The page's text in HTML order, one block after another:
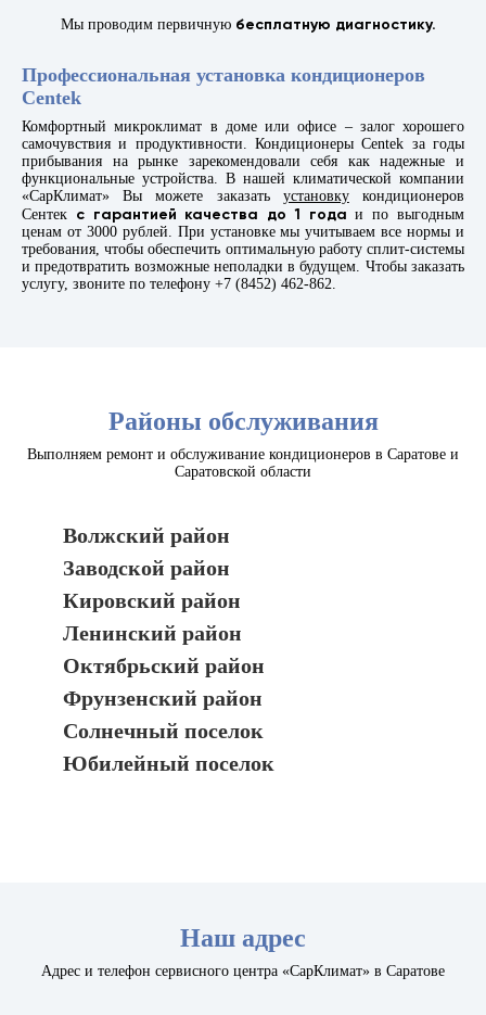
Мы проводим первичную бесплатную диагностику.
Профессиональная установка кондиционеров
Centek
Комфортный микроклимат в доме или офисе – залог хорошего
самочувствия и продуктивности. Кондиционеры Centek за годы
прибывания на рынке зарекомендовали себя как надежные и
функциональные устройства. В нашей климатической компании
«СарКлимат» Вы можете заказать установкукондиционеров
Сентек с гарантией качества до 1 года и по выгодным
ценам от 3000 рублей. При установке мы учитываем все нормы и
требования, чтобы обеспечить оптимальную работу сплит-системы
и предотвратить возможные неполадки в будущем. Чтобы заказать
услугу, звоните по телефону +7 (8452) 462-862.
Районы обслуживания
Выполняем ремонт и обслуживание кондиционеров в Саратове и
Саратовской области
Волжский район
Заводской район
Кировский район
Ленинский район
Октябрьский район
Фрунзенский район
Солнечный поселок
Юбилейный поселок
Наш адрес
Адрес и телефон сервисного центра «СарКлимат» в Саратове